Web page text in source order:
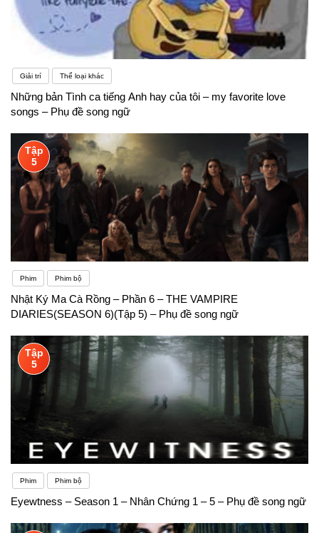
Giải trí Thể loại khác
Những bản Tình ca tiếng Anh hay của tôi – my favorite love
songs – Phụ đề song ngữ
Tập
5
Phim Phim bộ
Nhật Ký Ma Cà Rồng – Phần 6 – THE VAMPIRE
DIARIES(SEASON 6)(Tập 5) – Phụ đề song ngữ
Tập
5
Phim Phim bộ
Eyewtness – Season 1 – Nhân Chứng 1 – 5 – Phụ đề song ngữ